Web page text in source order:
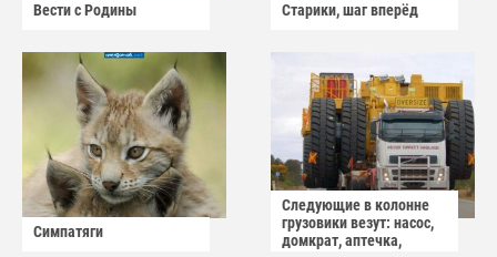
Вести с Родины Старики, шаг вперёд
Симпатяги
Следующие в колонне
грузовики везут: насос,
домкрат, аптечка,